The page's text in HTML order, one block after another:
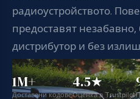
радиоустройството.
предоставят незабавно,
дистрибутор и без
1M+
Доставени кодове
4.5★
Оценка в Trustpilot